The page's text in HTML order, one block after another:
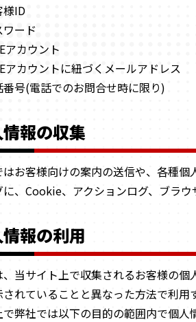
様ID
ワード
アカウント
アカウントに紐づくメールアドレス
番号(電話でのお問合せ時に限り)
報の収集
お客様向けの案内の送信や、各種
に、Cookie、アクションログ、ブラ
報の利用
当サイト上で収集されるお客様の
されていることと異なった方法で利用
弊社では以下の目的の範囲内で個人